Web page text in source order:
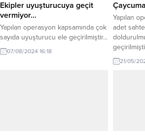
Ekipler uyuşturucuya geçit
vermiyor…
Yapılan operasyon kapsamında çok
sayıda uyuşturucu ele geçirilmiştir...
07/08/2024 16:18
Yapılan
adet
21/05/